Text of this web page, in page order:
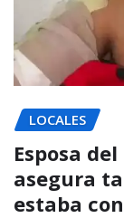
LOCALES
Esposa
asegura
estaba